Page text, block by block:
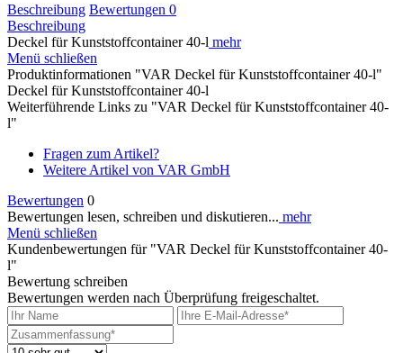
Beschreibung Bewertungen 0
Beschreibung
Deckel für Kunststoffcontainer 40-l mehr
Menü schließen
Produktinformationen "VAR Deckel für Kunststoffcontainer 40-l"
Deckel für Kunststoffcontainer 40-l
Weiterführende Links zu "VAR Deckel für Kunststoffcontainer 40-
l"
Fragen zum Artikel?
Weitere Artikel von VAR GmbH
Bewertungen 0
Bewertungen lesen, schreiben und diskutieren... mehr
Menü schließen
Kundenbewertungen für "VAR Deckel für Kunststoffcontainer 40-
l"
Bewertung schreiben
Bewertungen werden nach Überprüfung freigeschaltet.